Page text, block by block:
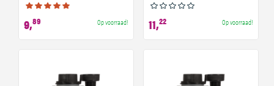
9,89 Op voorraad! 11,22 Op voorraad!